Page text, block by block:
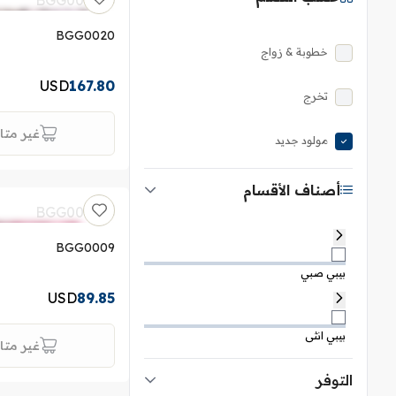
خطوبة & زواج
تخرج
مولود جديد
أصناف الأقسام
بيبي صبي
بيبي انثى
التوفر
BGG0020
167.80
USD
غير
BGG0009
89.85
USD
غير